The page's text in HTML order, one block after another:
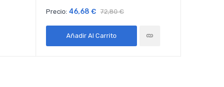
Precio: 46,68 € 72,80 €
Añadir Al Carrito